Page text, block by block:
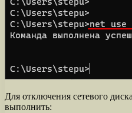
Для отключения сетевого
выполнить: